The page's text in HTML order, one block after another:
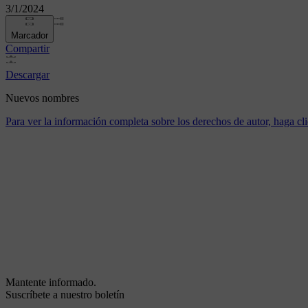
3/1/2024
Marcador
Compartir
Descargar
Nuevos nombres
Para ver la información completa sobre los derechos de autor, haga